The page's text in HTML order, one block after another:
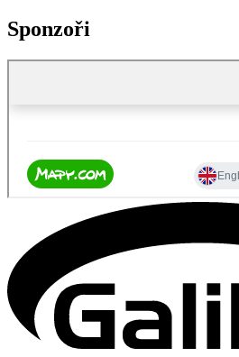
Sponzoři